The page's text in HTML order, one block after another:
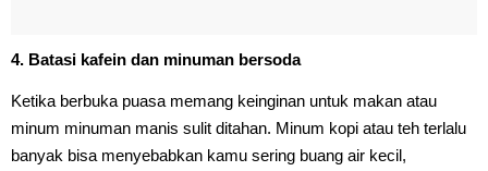
4. Batasi kafein dan minuman bersoda
Ketika berbuka puasa memang keinginan untuk makan atau
minum minuman manis sulit ditahan. Minum kopi atau teh terlalu
banyak bisa menyebabkan kamu sering buang air kecil,